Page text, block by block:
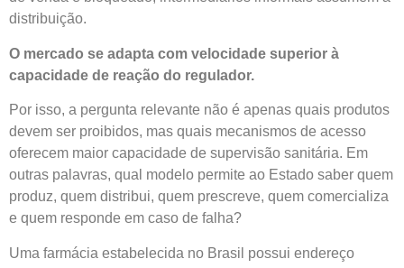
distribuição.
O mercado se adapta com velocidade superior à
capacidade de reação do regulador.
Por isso, a pergunta relevante não é apenas quais produtos
devem ser proibidos, mas quais mecanismos de acesso
oferecem maior capacidade de supervisão sanitária. Em
outras palavras, qual modelo permite ao Estado saber quem
produz, quem distribui, quem prescreve, quem comercializa
e quem responde em caso de falha?
Uma farmácia estabelecida no Brasil possui endereço